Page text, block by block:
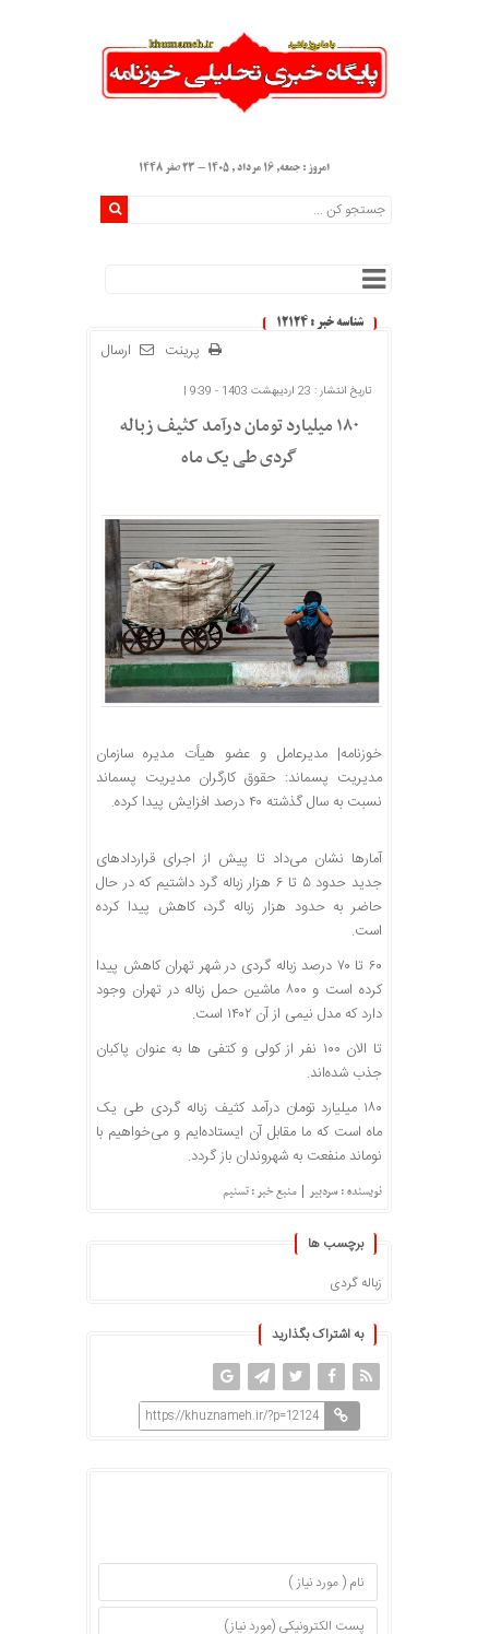
امروز : جمعه, ۱۶ مرداد , ۱۴۰۵ - 23 صفر 1448
شناسه خبر : 12124
ارسال پرینت
تاریخ انتشار : 23 اردیبهشت 1403 - 9:39 |
۱۸۰ میلیارد تومان درآمد کثیف زباله
گردی طی یک ماه
خوزنامه| مدیرعامل و عضو هیأت مدیره سازمان
مدیریت پسماند: حقوق کارگران مدیریت پسماند
نسبت به سال گذشته ۴۰ درصد افزایش پیدا کرده.
آمارها نشان می‌داد تا پیش از اجرای قراردادهای
جدید حدود ۵ تا ۶ هزار زباله گرد داشتیم که در حال
حاضر به حدود هزار زباله گرد، کاهش پیدا کرده
است.
۶۰ تا ۷۰ درصد زباله گردی در شهر تهران کاهش پیدا
کرده است و ۸۰۰ ماشین حمل زباله در تهران وجود
دارد که مدل نیمی از آن ۱۴۰۲ است.
تا الان ۱۰۰ نفر از کولی و کتفی ها به عنوان پاکبان
جذب شده‌اند.
۱۸۰ میلیارد تومان درآمد کثیف زباله گردی طی یک
ماه است که ما مقابل آن ایستاده‌ایم و می‌خواهیم با
نوماند منفعت به شهروندان باز گردد.
نویسنده : سردبیر | منبع خبر : تسنیم
برچسب ها
زباله گردی
به اشتراک بگذارید
https://khuznameh.ir/?p=12124